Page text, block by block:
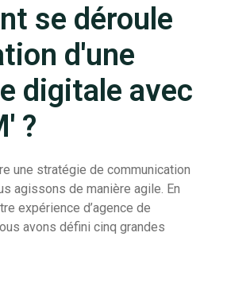
se déroule
d'une
digitale avec
?
une stratégie de communication
agissons de manière agile. En
expérience d’agence de
avons défini cinq grandes